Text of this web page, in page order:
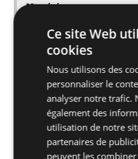
Matériaux supports
Autres produits
Comment installer
Conseils pratiques
Ce site Web
cookies
Nous utilisons des
personnaliser le
analyser notre trafic.
également des
utilisation de notre
partenaires de
peuvent les